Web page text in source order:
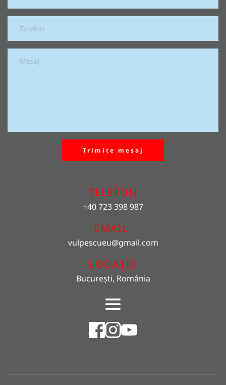
Trimite mesaj
TELEFON
+40 723 398 987
EMAIL
vulpescueu@gmail.com
LOCAȚIE
București, România